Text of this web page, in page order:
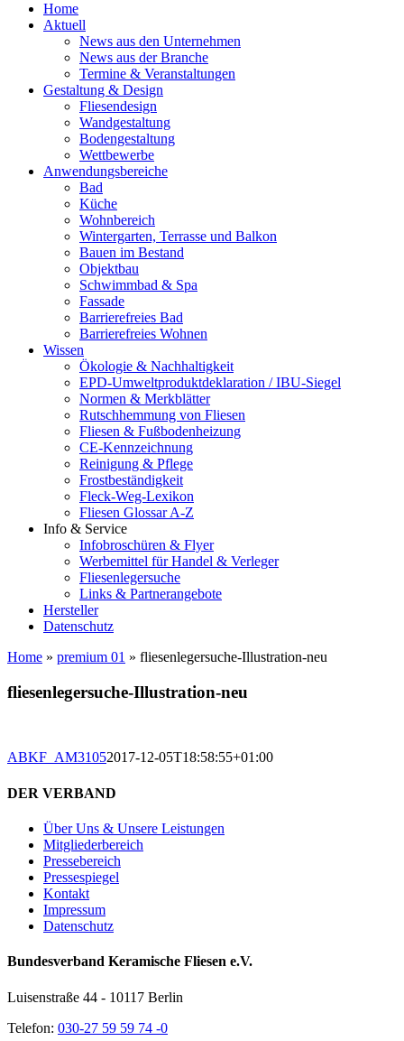
Home
Aktuell
News aus den Unternehmen
News aus der Branche
Termine & Veranstaltungen
Gestaltung & Design
Fliesendesign
Wandgestaltung
Bodengestaltung
Wettbewerbe
Anwendungsbereiche
Bad
Küche
Wohnbereich
Wintergarten, Terrasse und Balkon
Bauen im Bestand
Objektbau
Schwimmbad & Spa
Fassade
Barrierefreies Bad
Barrierefreies Wohnen
Wissen
Ökologie & Nachhaltigkeit
EPD-Umweltproduktdeklaration / IBU-Siegel
Normen & Merkblätter
Rutschhemmung von Fliesen
Fliesen & Fußbodenheizung
CE-Kennzeichnung
Reinigung & Pflege
Frostbeständigkeit
Fleck-Weg-Lexikon
Fliesen Glossar A-Z
Info & Service
Infobroschüren & Flyer
Werbemittel für Handel & Verleger
Fliesenlegersuche
Links & Partnerangebote
Hersteller
Datenschutz
Home » premium 01 » fliesenlegersuche-Illustration-neu
fliesenlegersuche-Illustration-neu
ABKF_AM31052017-12-05T18:58:55+01:00
DER VERBAND
Über Uns & Unsere Leistungen
Mitgliederbereich
Pressebereich
Pressespiegel
Kontakt
Impressum
Datenschutz
Bundesverband Keramische Fliesen e.V.
Luisenstraße 44 - 10117 Berlin
Telefon: 030-27 59 59 74 -0